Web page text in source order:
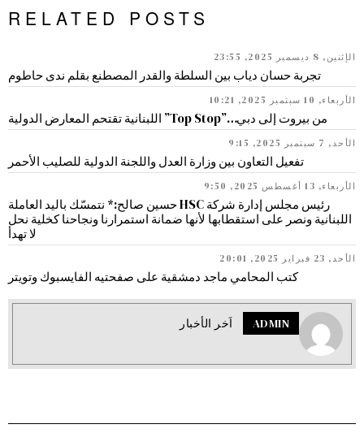
RELATED POSTS
الإثنين, 8 ديسمبر 2025, 23:55
تجربة حسان دياب بين السلطة والقدر المصطنع بقلم ندى حاطوم
الأربعاء, 10 سبتمبر 2025, 10:21
من بيروت إلى دبي…”Top Stop” اللبنانية تقتحم المعارض الدولية
الأحد, 7 سبتمبر 2025, 9:15
تفعيل التعاون بين وزارة العدل واللجنة الدولية للصليب الأحمر
الأربعاء, 13 أغسطس 2025, 9:50
رئيس مجلس إدارة شركة HSC حسين صالح:* نتمسّك باليد العاملة
اللبنانية ونصر على استقطابها لأنها ضمانة استمرارنا ونجاحنا كخلية نحل
لا تهدأ
الأحد, 23 فبراير 2025, 20:01
كتب المحامي ماجد دمشقية على صفحتيه الفايسبوك وتويتر
ADMIN اَخر الأخبار